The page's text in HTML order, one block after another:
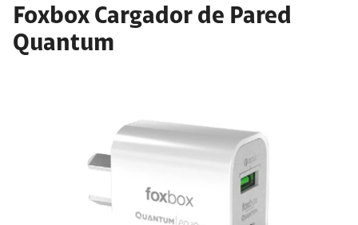
Foxbox Cargador de Pared
Quantum